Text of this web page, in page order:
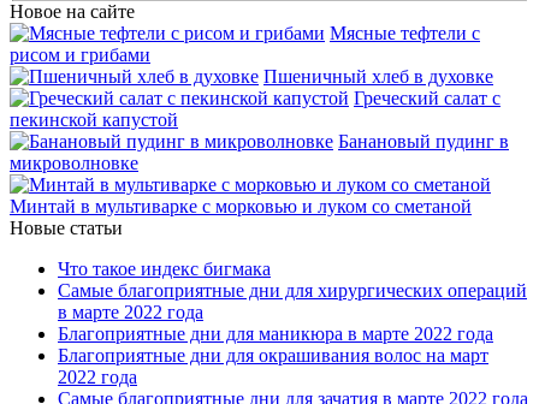
Новое на сайте
Мясные тефтели с
рисом и грибами
Пшеничный хлеб в духовке
Греческий салат с
пекинской капустой
Банановый пудинг в
микроволновке
Минтай в мультиварке с морковью и луком со сметаной
Новые статьи
Что такое индекс бигмака
Самые благоприятные дни для хирургических операций
в марте 2022 года
Благоприятные дни для маникюра в марте 2022 года
Благоприятные дни для окрашивания волос на март
2022 года
Самые благоприятные дни для зачатия в марте 2022 года